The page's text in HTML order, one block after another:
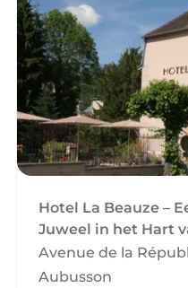
Hotel La Beauze –
Juweel in het Hart
(Aubusson)
Avenue de la
Aubusson